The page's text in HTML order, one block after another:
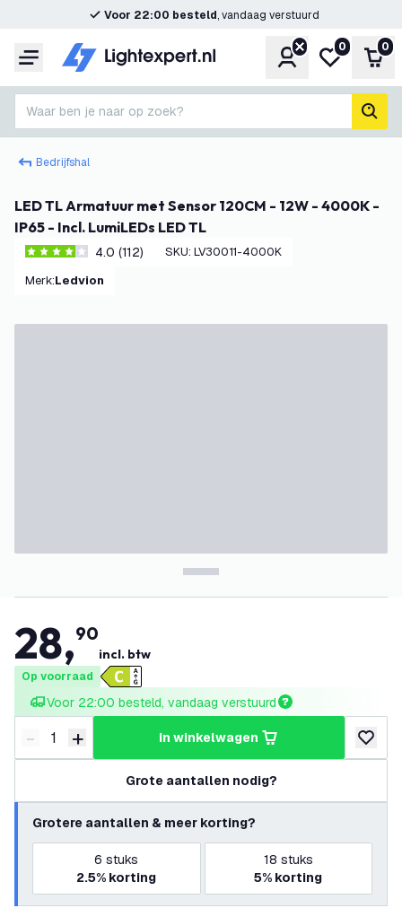
Voor 22:00 besteld, vandaag verstuurd
Menu Account
Mijn
0 0
Waar ben je naar op zoek?
Bedrijfshal
LED TL Armatuur met Sensor 120CM - 12W - 4000K -
IP65 - Incl. LumiLEDs LED TL
4 score sterren4.0 (112) SKU: LV30011-4000K
Merk: Ledvion
28,90
incl. btw
Op voorraad
Voor 22:00 besteld, vandaag verstuurd
Verminder hoeveelheid
- Verhoog hoeveelheid
+ in winkelwagen
Grote aantallen nodig?
Grotere aantallen & meer korting?
6 stuks
2.5% korting
18 stuks
5% korting